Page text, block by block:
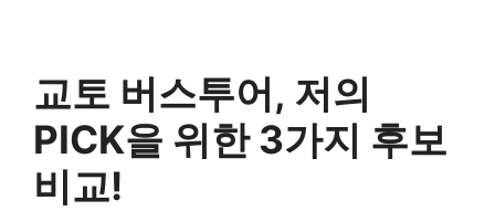
교토 버스투어, 저의
PICK을 위한 3가지 후보
비교!